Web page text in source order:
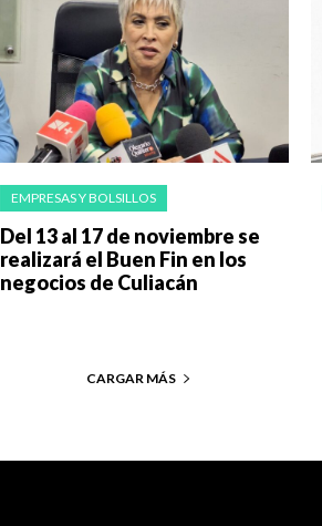
EMPRESAS Y BOLSILLOS
Del 13 al 17 de noviembre se
realizará el Buen Fin en los
negocios de Culiacán
CARGAR MÁS